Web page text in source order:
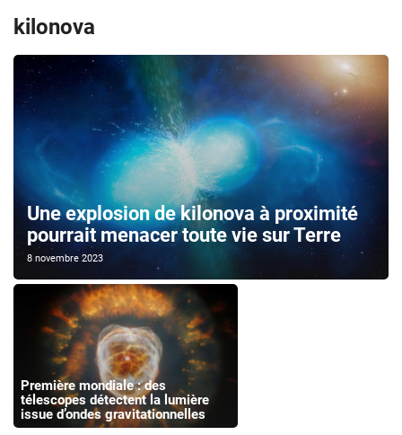
kilonova
Une explosion de kilonova à proximité
pourrait menacer toute vie sur Terre
8 novembre 2023
Première mondiale : des
télescopes détectent la lumière
issue d’ondes gravitationnelles